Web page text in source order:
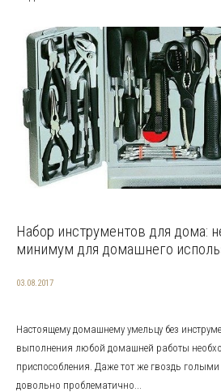
Набор инструментов для дома:
минимум для домашнего
03.08.2017
Настоящему домашнему умельцу без
выполнения любой домашней работы
приспособления. Даже тот же гвоздь
довольно проблематично...